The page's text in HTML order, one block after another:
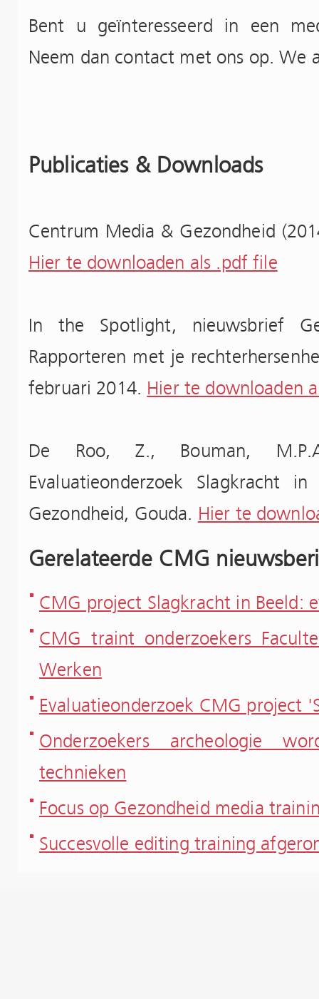
Bent u geïnteresseerd in een
Neem dan contact met ons op. We
Publicaties & Downloads
Centrum Media & Gezondheid
Hier te downloaden als .pdf file
In the Spotlight, nieuwsbrief
Rapporteren met je
februari 2014. Hier te downloaden
De Roo, Z., Bouman,
Evaluatieonderzoek Slagkracht
Gezondheid, Gouda. Hier te
Gerelateerde CMG
CMG project Slagkracht in Beeld:
CMG traint onderzoekers
Werken
Evaluatieonderzoek CMG project
Onderzoekers archeologie
technieken
Focus op Gezondheid media
Succesvolle editing training